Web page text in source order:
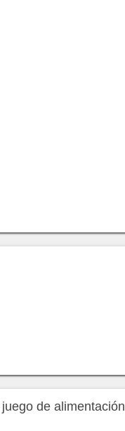
de alimentación